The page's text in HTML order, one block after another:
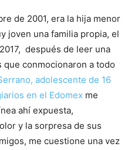
de 2001, era la hija menor
joven una familia propia, el
después de leer una
conmocionaron a todo
adolescente de 16
en el Edomex me
ahí expuesta,
y la sorpresa de sus
me cuestione una vez